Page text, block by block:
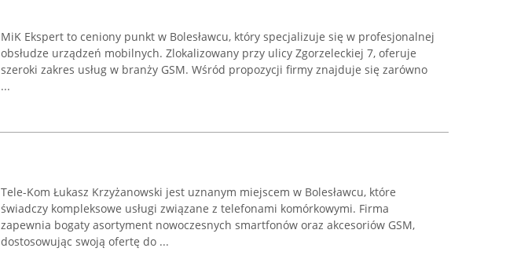
MiK Ekspert to ceniony punkt w Bolesławcu, który specjalizuje się w profesjonalnej
obsłudze urządzeń mobilnych. Zlokalizowany przy ulicy Zgorzeleckiej 7, oferuje
szeroki zakres usług w branży GSM. Wśród propozycji firmy znajduje się zarówno
...
Tele-Kom Łukasz Krzyżanowski jest uznanym miejscem w Bolesławcu, które
świadczy kompleksowe usługi związane z telefonami komórkowymi. Firma
zapewnia bogaty asortyment nowoczesnych smartfonów oraz akcesoriów GSM,
dostosowując swoją ofertę do ...